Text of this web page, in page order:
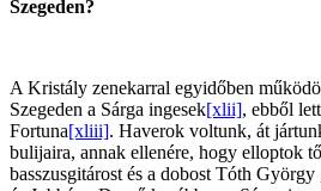
Szegeden?
A Kristály zenekarral egyidőben
Szegeden a Sárga ingesek[xlii], ebből
Fortuna[xliii]. Haverok voltunk, át
bulijaira, annak ellenére, hogy elloptok
basszusgitárost és a dobost Tóth